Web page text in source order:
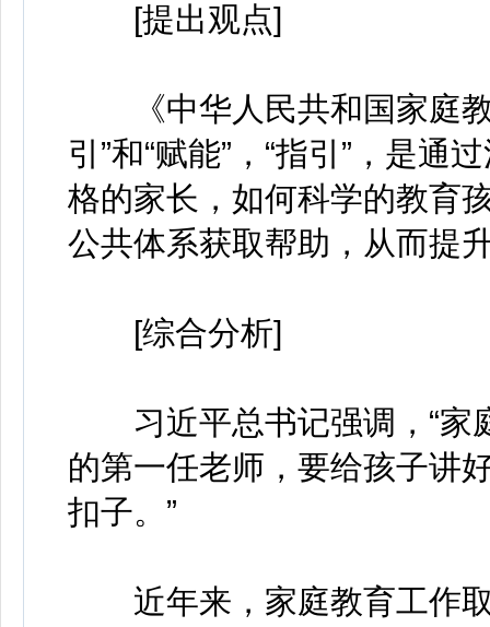
[提出观点]
《中华人民共和国家庭教
引”和“赋能”，“指引”，是通
格的家长，如何科学的教育
公共体系获取帮助，从而提
[综合分析]
习近平总书记强调，“家
的第一任老师，要给孩子讲
扣子。”
近年来，家庭教育工作取